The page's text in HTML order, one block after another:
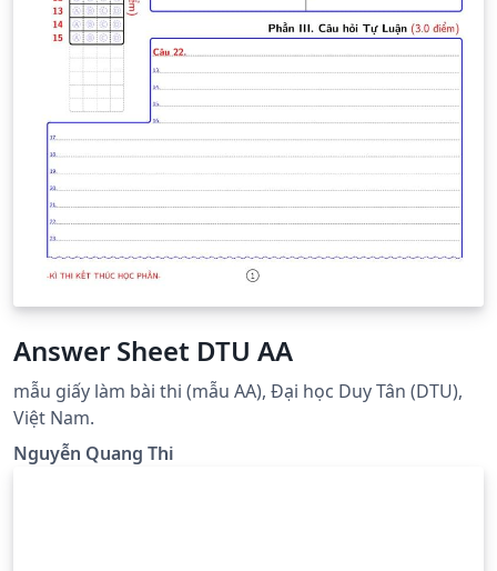
Answer Sheet DTU AA
mẫu giấy làm bài thi (mẫu AA), Đại học Duy Tân (DTU),
Việt Nam.
Nguyễn Quang Thi